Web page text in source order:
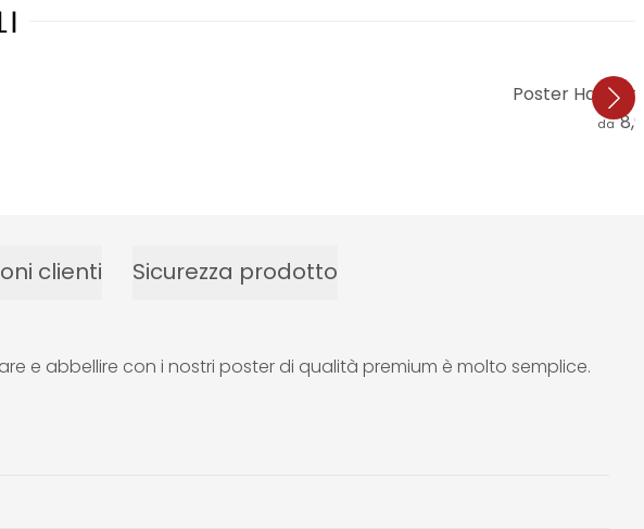
Poster
da
clienti Sicurezza prodotto
e abbellire con i nostri poster di qualità premium è molto semplice.